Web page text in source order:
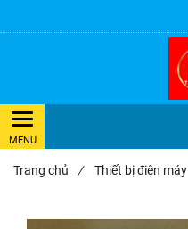
Trang chủ / Thiết bị điện máy